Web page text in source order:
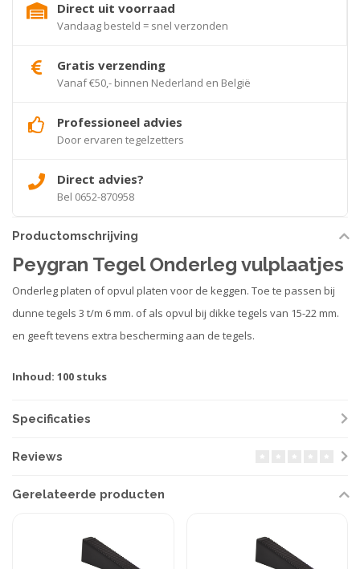
Direct uit voorraad
Vandaag besteld = snel verzonden
Gratis verzending
Vanaf €50,- binnen Nederland en België
Professioneel advies
Door ervaren tegelzetters
Direct advies?
Bel 0652-870958
Productomschrijving
Peygran Tegel Onderleg vulplaatjes
Onderleg platen of opvul platen voor de keggen. Toe te passen bij
dunne tegels 3 t/m 6 mm. of als opvul bij dikke tegels van 15-22 mm.
en geeft tevens extra bescherming aan de tegels.
Inhoud: 100 stuks
Specificaties
Reviews
Gerelateerde producten